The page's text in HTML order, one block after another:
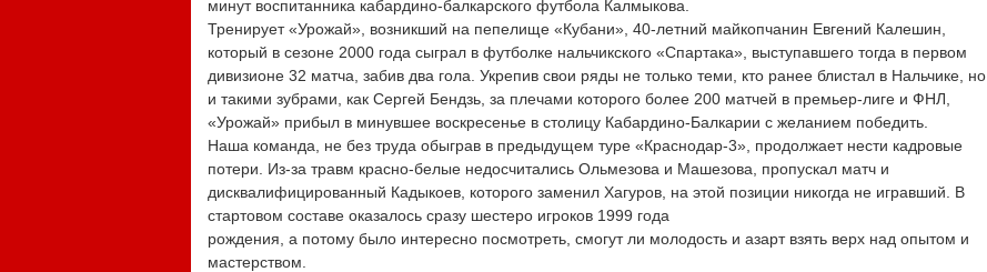
минут воспитанника кабардино-балкарского футбола Калмыкова.
Тренирует «Урожай», возникший на пепелище «Кубани», 40-летний майкопчанин Евгений Калешин,
который в сезоне 2000 года сыграл в футболке нальчикского «Спартака», выступавшего тогда в первом
дивизионе 32 матча, забив два гола. Укрепив свои ряды не только теми, кто ранее блистал в Нальчике, но
и такими зубрами, как Сергей Бендзь, за плечами которого более 200 матчей в премьер-лиге и ФНЛ,
«Урожай» прибыл в минувшее воскресенье в столицу Кабардино-Балкарии с желанием победить.
Наша команда, не без труда обыграв в предыдущем туре «Краснодар-3», продолжает нести кадровые
потери. Из-за травм красно-белые недосчитались Ольмезова и Машезова, пропускал матч и
дисквалифицированный Кадыкоев, которого заменил Хагуров, на этой позиции никогда не игравший. В
стартовом составе оказалось сразу шестеро игроков 1999 года
рождения, а потому было интересно посмотреть, смогут ли молодость и азарт взять верх над опытом и
мастерством.